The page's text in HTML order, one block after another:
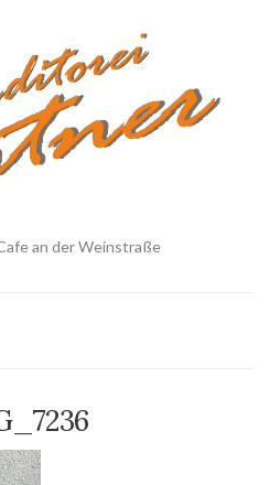
an der Weinstraße